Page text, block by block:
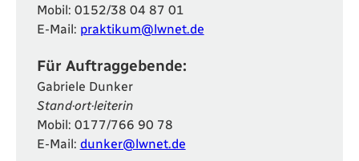
Mobil: 0152/38 04 87 01
E-Mail: praktikum@lwnet.de
Für Auftraggebende:
Gabriele Dunker
Stand·ort·leiterin
Mobil: 0177/766 90 78
E-Mail: dunker@lwnet.de